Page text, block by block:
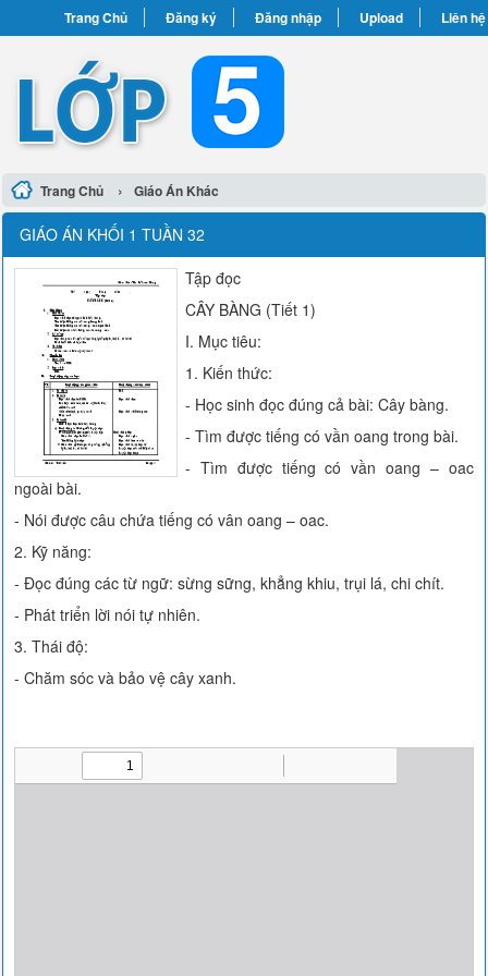
Trang Chủ Đăng ký Đăng nhập Upload Liên hệ
Trang Chủ › Giáo Án Khác
GIÁO ÁN KHỐI 1 TUẦN 32
Tập đọc
CÂY BÀNG (Tiết 1)
I. Mục tiêu:
1. Kiến thức:
- Học sinh đọc đúng cả bài: Cây bàng.
- Tìm được tiếng có vần oang trong bài.
- Tìm được tiếng có vần oang – oac
ngoài bài.
- Nói được câu chứa tiếng có vân oang – oac.
2. Kỹ năng:
- Đọc đúng các từ ngữ: sừng sững, khẳng khiu, trụi lá, chi chít.
- Phát triển lời nói tự nhiên.
3. Thái độ:
- Chăm sóc và bảo vệ cây xanh.